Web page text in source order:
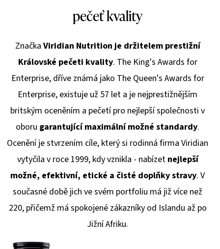
pečeť kvality
Značka Viridian Nutrition je držitelem prestižní
Královské pečeti kvality. The King's Awards for
Enterprise, dříve známá jako The Queen's Awards for
Enterprise, existuje už 57 let a je nejprestižnějším
britským oceněním a pečetí pro nejlepší společnosti v
oboru garantující maximální možné standardy.
Ocenění je stvrzením cíle, který si rodinná firma Viridian
vytyčila v roce 1999, kdy vznikla - nabízet nejlepší
možné, efektivní, etické a čisté doplňky stravy. V
současné době jich ve svém portfoliu má již více než
220, přičemž má spokojené zákazníky od Islandu až po
Jižní Afriku.